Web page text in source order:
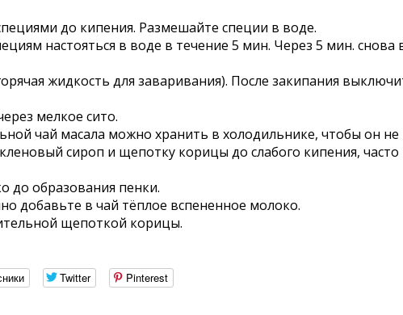
до кипения. Размешайте специи в воде.
настояться в воде в течение 5 мин. Через 5 мин.
жидкость для заваривания). После закипания
мелкое сито.
чай масала можно хранить в холодильнике, чтобы он
сироп и щепотку корицы до слабого кипения,
до образования пенки.
добавьте в чай тёплое вспененное молоко.
щепоткой корицы.
Twitter Pinterest